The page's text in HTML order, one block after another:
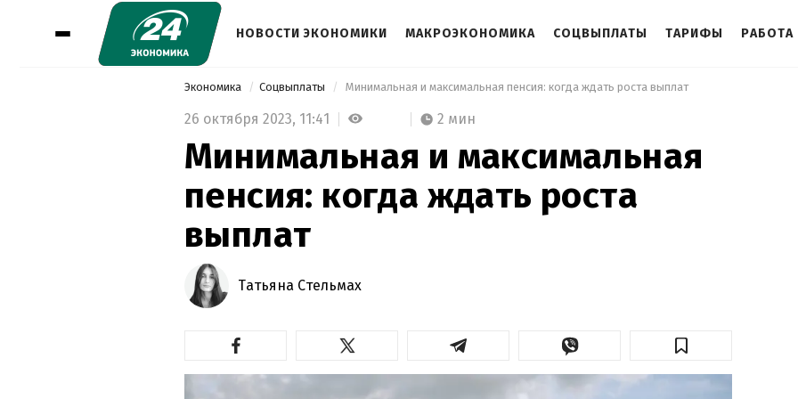
НОВОСТИ ЭКОНОМИКИ МАКРОЭКОНОМИКА СОЦВЫПЛАТЫ ТАРИФЫ РАБОТА
Экономика Соцвыплаты Минимальная и максимальная пенсия: когда ждать роста выплат
26 октября 2023, 11:41 2 мин
Минимальная и максимальная
пенсия: когда ждать роста
выплат
Татьяна Стельмах